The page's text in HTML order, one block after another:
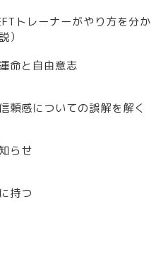
トレーナーがやり方を分か
）
命と自由意志
頼感についての誤解を解く
らせ
持つ